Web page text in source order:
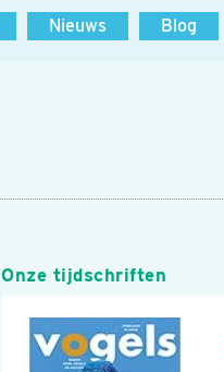
Nieuws Blog
Onze tijdschriften